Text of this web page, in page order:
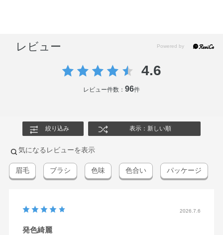
レビュー
4.6
レビュー件数： 96件
絞り込み 表示：新しい順
気になるレビューを表示
眉毛 ブラシ 色味 色合い パッケージ
2026.7.6
発色綺麗